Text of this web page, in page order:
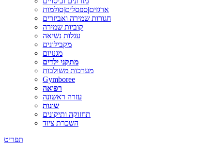
ארגזים|ספסלים|סולמות
חגורות שמירה ואביזרים
קוביות שמירה
עגלות נשיאה
מקבילונים
מגנזיום
מתקני ילדים
מערכות משולבות
Gymboree
רפואה
עזרה ראשונה
שונות
תחזוקה ותיקונים
השכרת ציוד
תפריט